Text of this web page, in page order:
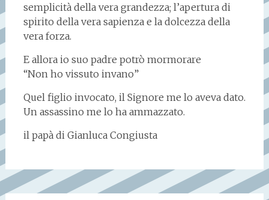
semplicità della vera grandezza; l’apertura di
spirito della vera sapienza e la dolcezza della
vera forza.
E allora io suo padre potrò mormorare
“Non ho vissuto invano”
Quel figlio invocato, il Signore me lo aveva dato.
Un assassino me lo ha ammazzato.
il papà di Gianluca Congiusta